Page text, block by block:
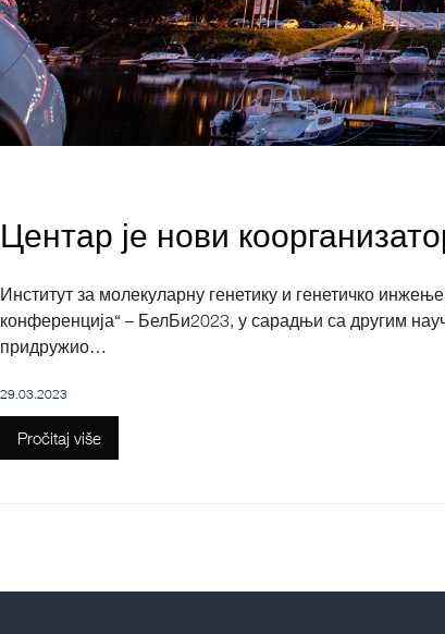
Центар је нови
Институт за молекуларну генетику и генетичко
конференција“ – БелБи2023, у сарадњи са другим
придружио…
29.03.2023
Pročitaj više